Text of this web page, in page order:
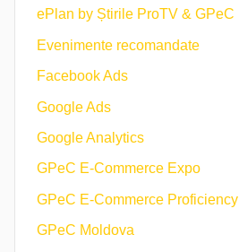
ePlan by Știrile ProTV & GPeC
Evenimente recomandate
Facebook Ads
Google Ads
Google Analytics
GPeC E-Commerce Expo
GPeC E-Commerce Proficiency
GPeC Moldova